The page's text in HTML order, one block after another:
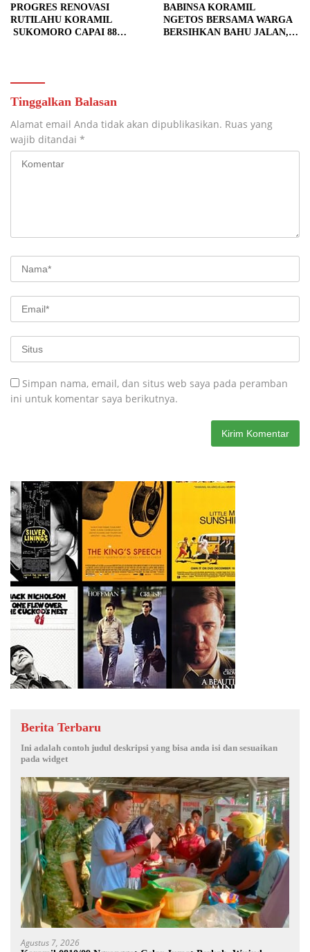
PROGRES RENOVASI
RUTILAHU KORAMIL
SUKOMORO CAPAI 88
BABINSA KORAMIL
NGETOS BERSAMA WARGA
BERSIHKAN BAHU JALAN,
Tinggalkan Balasan
Alamat email Anda tidak akan dipublikasikan. Ruas yang
wajib ditandai *
Simpan nama, email, dan situs web saya pada peramban
ini untuk komentar saya berikutnya.
Berita Terbaru
Ini adalah contoh judul deskripsi yang bisa anda isi dan sesuaikan
pada widget
Agustus 7, 2026